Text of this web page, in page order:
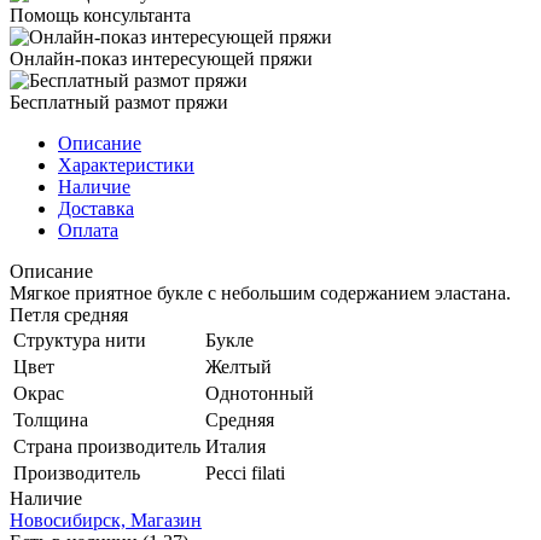
Помощь консультанта
Онлайн-показ интересующей пряжи
Бесплатный размот пряжи
Описание
Характеристики
Наличие
Доставка
Оплата
Описание
Мягкое приятное букле с небольшим содержанием эластана.
Петля средняя
Структура нити
Букле
Цвет
Желтый
Окрас
Однотонный
Толщина
Средняя
Страна производитель Италия
Производитель
Peссi filati
Наличие
Новосибирск, Магазин